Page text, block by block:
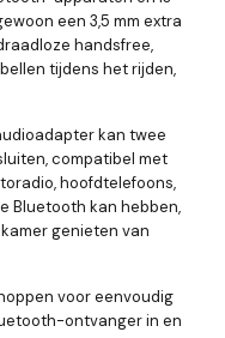
een 3,5 mm extra
handsfree,
tijdens het rijden,
kan twee
compatibel met
hoofdtelefoons,
Bluetooth kan hebben,
genieten van
voor eenvoudig
ontvanger in en